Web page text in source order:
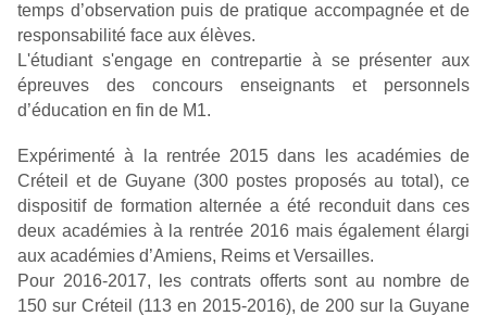
temps d’observation puis de pratique accompagnée et de
responsabilité face aux élèves.
L'étudiant s'engage en contrepartie à se présenter aux
épreuves des concours enseignants et personnels
d’éducation en fin de M1.
Expérimenté à la rentrée 2015 dans les académies de
Créteil et de Guyane (300 postes proposés au total), ce
dispositif de formation alternée a été reconduit dans ces
deux académies à la rentrée 2016 mais également élargi
aux académies d’Amiens, Reims et Versailles.
Pour 2016-2017, les contrats offerts sont au nombre de
150 sur Créteil (113 en 2015-2016), de 200 sur la Guyane